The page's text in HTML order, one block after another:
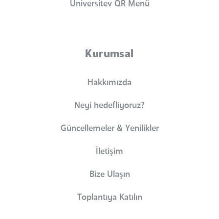
Universitev QR Menü
Kurumsal
Hakkımızda
Neyi hedefliyoruz?
Güncellemeler & Yenilikler
İletişim
Bize Ulaşın
Toplantıya Katılın